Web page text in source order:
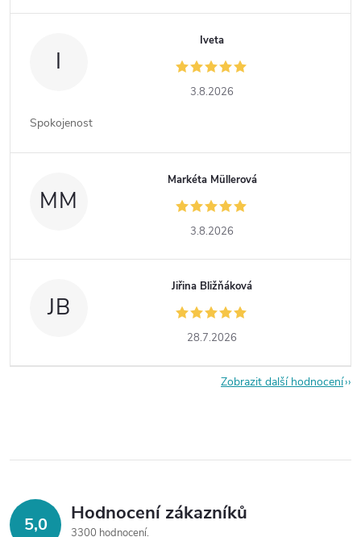
I
Iveta
3.8.2026
Spokojenost
MM
Markéta Müllerová
3.8.2026
JB
Jiřina Bližňáková
28.7.2026
Zobrazit další hodnocení
5,0 Hodnocení zákazníků
3300 hodnocení